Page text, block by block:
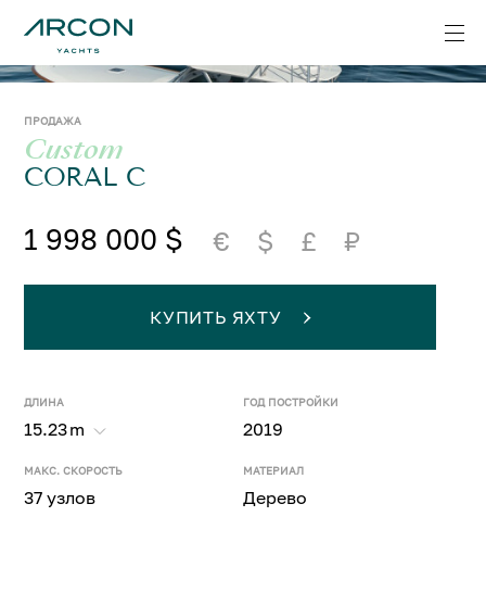
ПРОДАЖА
Custom
CORAL C
1 998 000 $ € $ £ ₽
ДЛИНА
15.23m
ГОД ПОСТРОЙКИ
2019
МАКС. СКОРОСТЬ
37 узлов
МАТЕРИАЛ
Дерево
КУПИТЬ ЯХТУ